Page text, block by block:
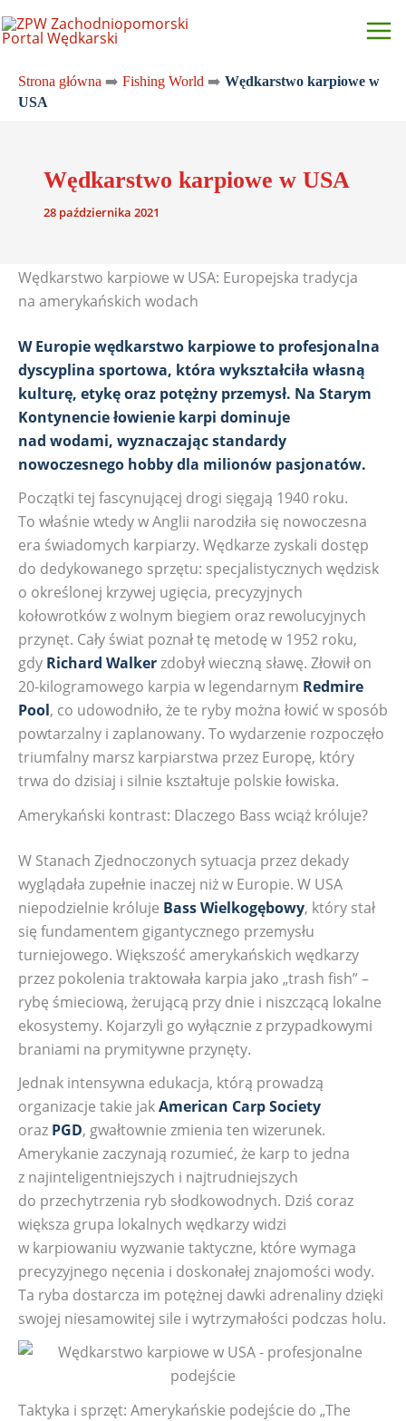
do
Strona główna ➡️ Fishing World ➡️ Wędkarstwo karpiowe w
USA
Wędkarstwo karpiowe w USA
28 października 2021
Wędkarstwo karpiowe w USA: Europejska tradycja
na amerykańskich wodach
W Europie wędkarstwo karpiowe to profesjonalna
dyscyplina sportowa, która wykształciła własną
kulturę, etykę oraz potężny przemysł. Na Starym
Kontynencie łowienie karpi dominuje
nad wodami, wyznaczając standardy
nowoczesnego hobby dla milionów pasjonatów.
Początki tej fascynującej drogi sięgają 1940 roku.
To właśnie wtedy w Anglii narodziła się nowoczesna
era świadomych karpiarzy. Wędkarze zyskali dostęp
do dedykowanego sprzętu: specjalistycznych wędzisk
o określonej krzywej ugięcia, precyzyjnych
kołowrotków z wolnym biegiem oraz rewolucyjnych
przynęt. Cały świat poznał tę metodę w 1952 roku,
gdy Richard Walkerzdobył wieczną sławę. Złowił on
20-kilogramowego karpia w legendarnym Redmire
Pool, co udowodniło, że te ryby można łowić w sposób
powtarzalny i zaplanowany. To wydarzenie rozpoczęło
triumfalny marsz karpiarstwa przez Europę, który
trwa do dzisiaj i silnie kształtuje polskie łowiska.
Amerykański kontrast: Dlaczego Bass wciąż króluje?
W Stanach Zjednoczonych sytuacja przez dekady
wyglądała zupełnie inaczej niż w Europie. W USA
niepodzielnie króluje Bass Wielkogębowy, który stał
się fundamentem gigantycznego przemysłu
turniejowego. Większość amerykańskich wędkarzy
przez pokolenia traktowała karpia jako „trash fish” –
rybę śmieciową, żerującą przy dnie i niszczącą lokalne
ekosystemy. Kojarzyli go wyłącznie z przypadkowymi
braniami na prymitywne przynęty.
Jednak intensywna edukacja, którą prowadzą
organizacje takie jakAmerican Carp Society
oraz PGD, gwałtownie zmienia ten wizerunek.
Amerykanie zaczynają rozumieć, że karp to jedna
z najinteligentniejszych i najtrudniejszych
do przechytrzenia ryb słodkowodnych. Dziś coraz
większa grupa lokalnych wędkarzy widzi
w karpiowaniu wyzwanie taktyczne, które wymaga
precyzyjnego nęcenia i doskonałej znajomości wody.
Ta ryba dostarcza im potężnej dawki adrenaliny dzięki
swojej niesamowitej sile i wytrzymałości podczas holu.
Taktyka i sprzęt: Amerykańskie podejście do „The